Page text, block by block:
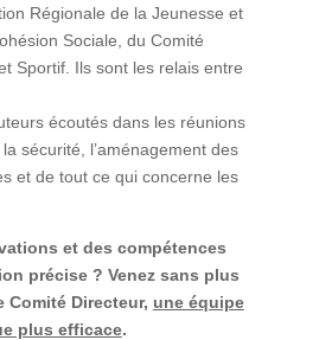
Régionale de la Jeunesse et
Sociale, du Comité
Sportif. Ils sont les relais entre
écoutés dans les réunions
sécurité, l’aménagement des
et de tout ce qui concerne les
et des compétences
précise ? Venez sans plus
Comité Directeur, une équipe
plus efficace.